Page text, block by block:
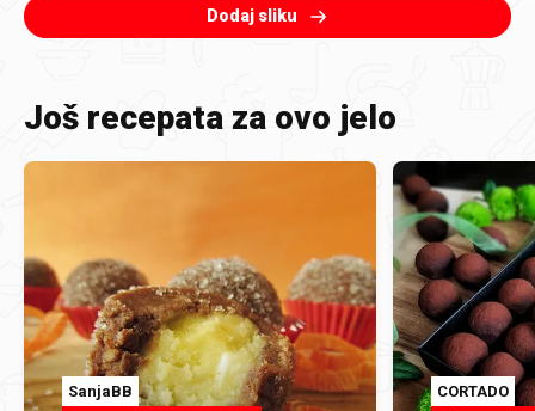
Dodaj sliku
Još recepata za ovo jelo
SanjaBB CORTADO